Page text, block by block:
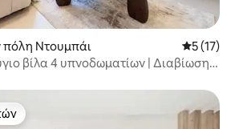
Ντουμπάι Μέση
5 (17)
βίλα 4 υπνοδωματίων | Διαβίωση